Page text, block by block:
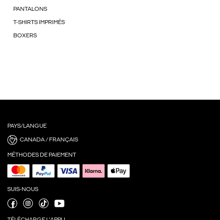
PANTALONS
T-SHIRTS IMPRIMÉS
BOXERS
PAYS/LANGUE
CANADA / FRANÇAIS
MÉTHODES DE PAIEMENT
SUIS-NOUS